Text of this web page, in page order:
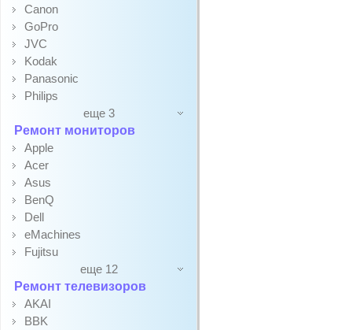
Canon
GoPro
JVC
Kodak
Panasonic
Philips
еще 3
Ремонт мониторов
Apple
Acer
Asus
BenQ
Dell
eMachines
Fujitsu
еще 12
Ремонт телевизоров
AKAI
BBK